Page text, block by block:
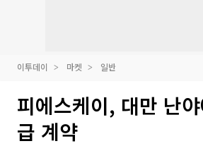
이투데이 마켓 일반
피에스케이, 대만 난
급 계약